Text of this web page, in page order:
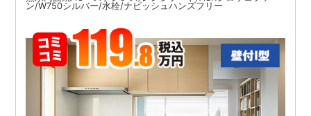
ン/W750シルバー/水栓/ナビッシュハンズフリー